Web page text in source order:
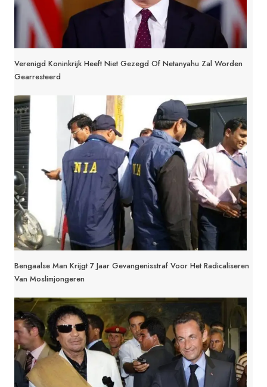
Verenigd Koninkrijk Heeft Niet Gezegd Of Netanyahu Zal Worden
Gearresteerd
Bengaalse Man Krijgt 7 Jaar Gevangenisstraf Voor Het Radicaliseren
Van Moslimjongeren